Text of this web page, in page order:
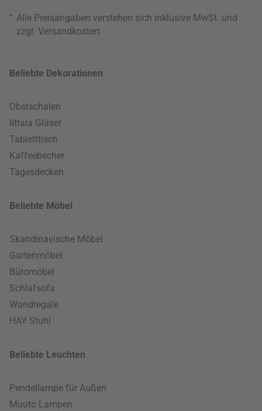
* Alle Preisangaben verstehen sich inklusive MwSt. und
zzgl. Versandkosten
Beliebte Dekorationen
Obstschalen
Iittala Gläser
Tabletttisch
Kaffeebecher
Tagesdecken
Beliebte Möbel
Skandinavische Möbel
Gartenmöbel
Büromöbel
Schlafsofa
Wandregale
HAY Stuhl
Beliebte Leuchten
Pendellampe für Außen
Muuto Lampen